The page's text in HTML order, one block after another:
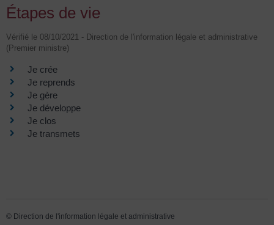
Étapes de vie
Vérifié le 08/10/2021 - Direction de l'information légale et administrative
(Premier ministre)
Je crée
Je reprends
Je gère
Je développe
Je clos
Je transmets
© Direction de l'information légale et administrative